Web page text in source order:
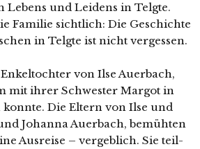
und Leidens in Telgte.
Familie sicht­lich: Die Geschichte
in Telgte ist nicht ver­ges­sen.
von Ilse Auerbach,
mit ihrer Schwester Margot in
Die Eltern von Ilse und
Johanna Auerbach, bemüh­ten
Ausreise – ver­geb­lich. Sie teil­